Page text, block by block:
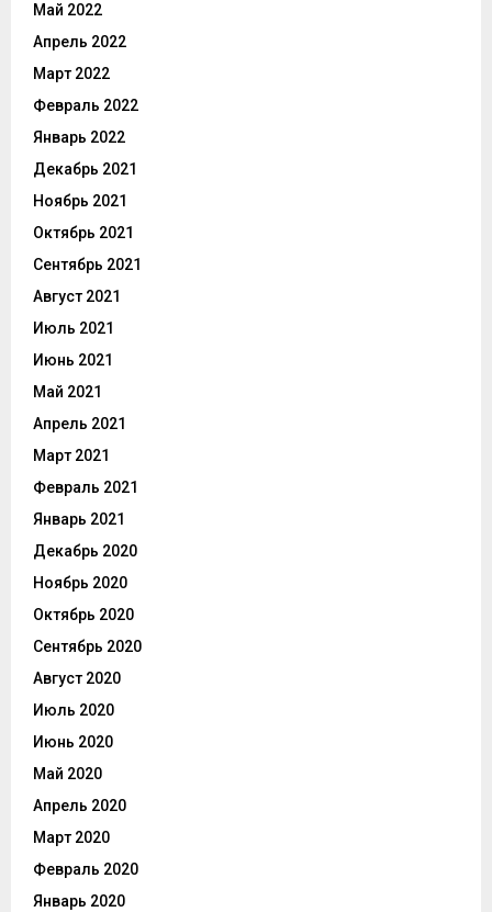
Май 2022
Апрель 2022
Март 2022
Февраль 2022
Январь 2022
Декабрь 2021
Ноябрь 2021
Октябрь 2021
Сентябрь 2021
Август 2021
Июль 2021
Июнь 2021
Май 2021
Апрель 2021
Март 2021
Февраль 2021
Январь 2021
Декабрь 2020
Ноябрь 2020
Октябрь 2020
Сентябрь 2020
Август 2020
Июль 2020
Июнь 2020
Май 2020
Апрель 2020
Март 2020
Февраль 2020
Январь 2020